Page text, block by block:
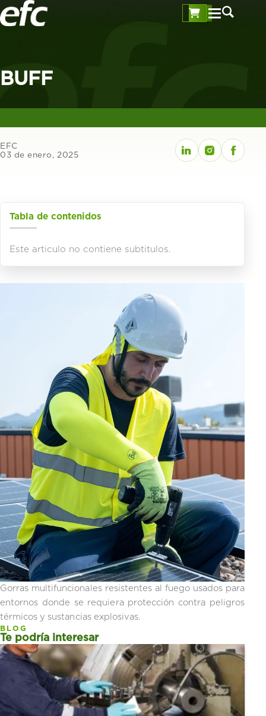
BUFF
EFC
03 de enero, 2025
Tabla de contenidos
Este articulo no contiene subtitulos.
Gorras multifuncionales resistentes al fuego usados para
entornos donde se requiera protección contra peligros
térmicos y sustancias explosivas.
BLOG
Te podría interesar